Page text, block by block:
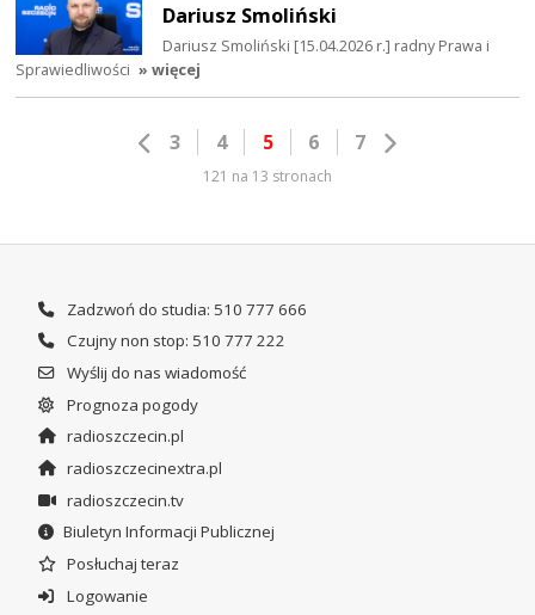
Dariusz Smoliński
Dariusz Smoliński [15.04.2026 r.] radny Prawa i
Sprawiedliwości » więcej
3 4 5 6 7
121 na 13 stronach
Zadzwoń do studia: 510 777 666
Czujny non stop: 510 777 222
Wyślij do nas wiadomość
Prognoza pogody
radioszczecin.pl
radioszczecinextra.pl
radioszczecin.tv
Biuletyn Informacji Publicznej
Posłuchaj teraz
Logowanie